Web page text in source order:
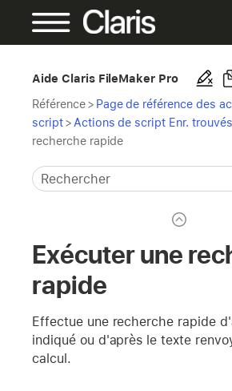
Aide Claris FileMaker Pro
Référence> Page de référence des
script> Actions de script Enr. trouvés
recherche rapide
Exécuter une
rapide
Effectue une recherche rapide
indiqué ou d'après le texte
calcul.